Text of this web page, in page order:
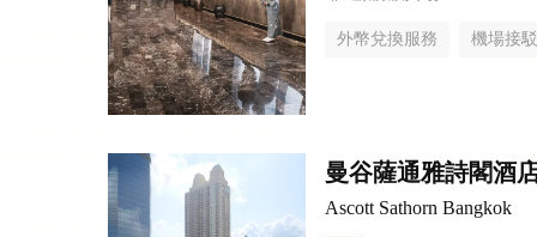
外幣兌換服務 機場接
曼谷薩通雅詩閣酒
Ascott Sathorn Bangkok